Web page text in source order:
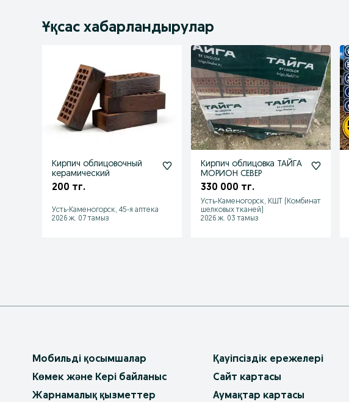
Ұқсас хабарландырулар
Кирпич облицовочный
керамический
200 тг.
Усть-Каменогорск, 45-я аптека
2026 ж. 07 тамыз
Кирпич облицовка ТАЙГА
МОРИОН СЕВЕР
330 000 тг.
Усть-Каменогорск, КШТ (Комбинат
шелковых тканей)
2026 ж. 03 тамыз
Мобильді қосымшалар
Көмек және Кері байланыс
Жарнамалық қызметтер
Қауіпсіздік ережелері
Сайт картасы
Аумақтар картасы